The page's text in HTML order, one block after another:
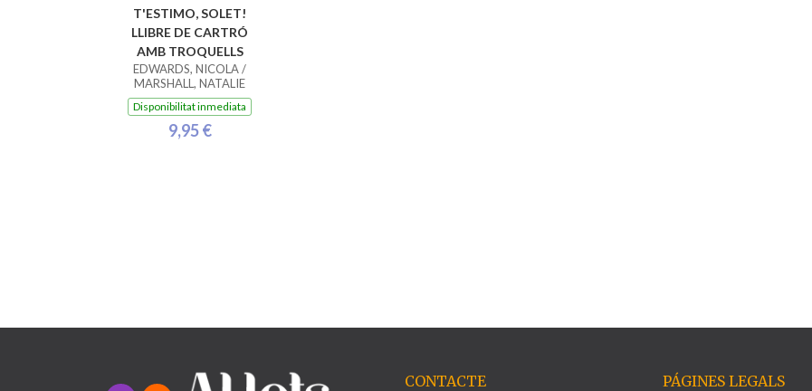
T'ESTIMO, SOLET!
LLIBRE DE CARTRÓ
AMB TROQUELLS
EDWARDS, NICOLA /
MARSHALL, NATALIE
Disponibilitat inmediata
9,95 €
CONTACTE PÁGINES LEGALS